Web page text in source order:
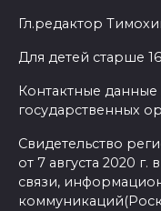
Гл.редактор
Для детей старше
Контактные
государственных
Свидетельство
от 7 августа 2020
связи,